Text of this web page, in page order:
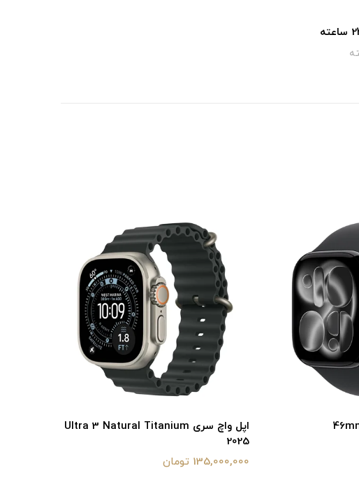
اپل واچ سری Ultra 3 Natural Titanium
2025
135,000,000 تومان